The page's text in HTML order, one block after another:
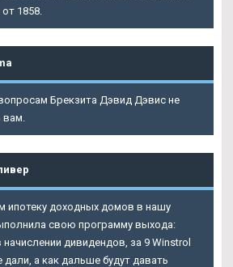
1858.
Брекзита Дэвид Дэвис не
ипотеку доходных домов в нашу
свою программу выхода:
дивидендов, за 9 Winstrol
а как дальше будут давать